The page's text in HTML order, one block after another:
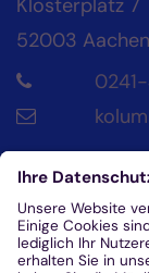
52003 Aachen
Kontakt
Aachen